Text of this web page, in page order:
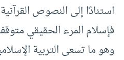
استنادًا إلى النصوص
فإسلام المرء الحقيقي
وهو ما تسعى التربية